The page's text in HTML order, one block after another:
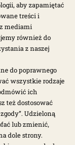
na swoją
SIĘ >
aby zapamiętać
treści i
mediami
również do
z naszej
do poprawnego
wszystkie rodzaje
ich
też dostosować
Udzieloną
lub zmienić,
dole strony.